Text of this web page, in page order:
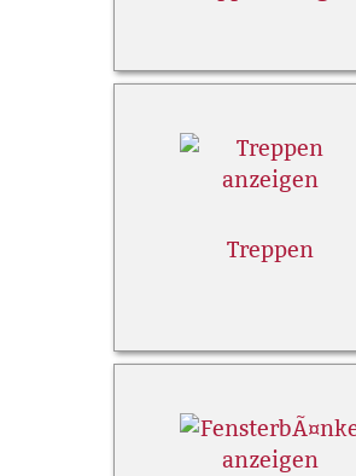
Treppen